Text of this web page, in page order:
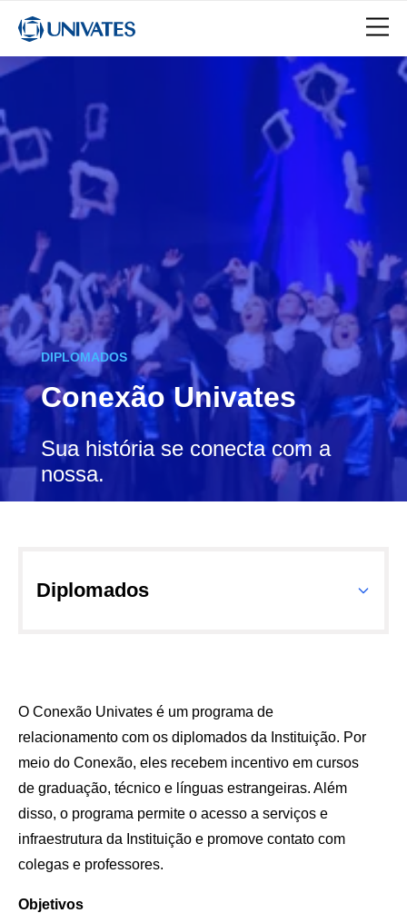
DIPLOMADOS
Conexão Univates
Sua história se conecta com a
nossa.
O Conexão Univates é um programa de
relacionamento com os diplomados da Instituição. Por
meio do Conexão, eles recebem incentivo em cursos
de graduação, técnico e línguas estrangeiras. Além
disso, o programa permite o acesso a serviços e
infraestrutura da Instituição e promove contato com
colegas e professores.
Objetivos
Diplomados